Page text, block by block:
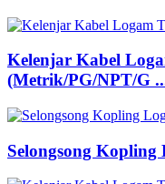
Kelenjar Kabel
(Metrik/PG/NPT/G
Selongsong